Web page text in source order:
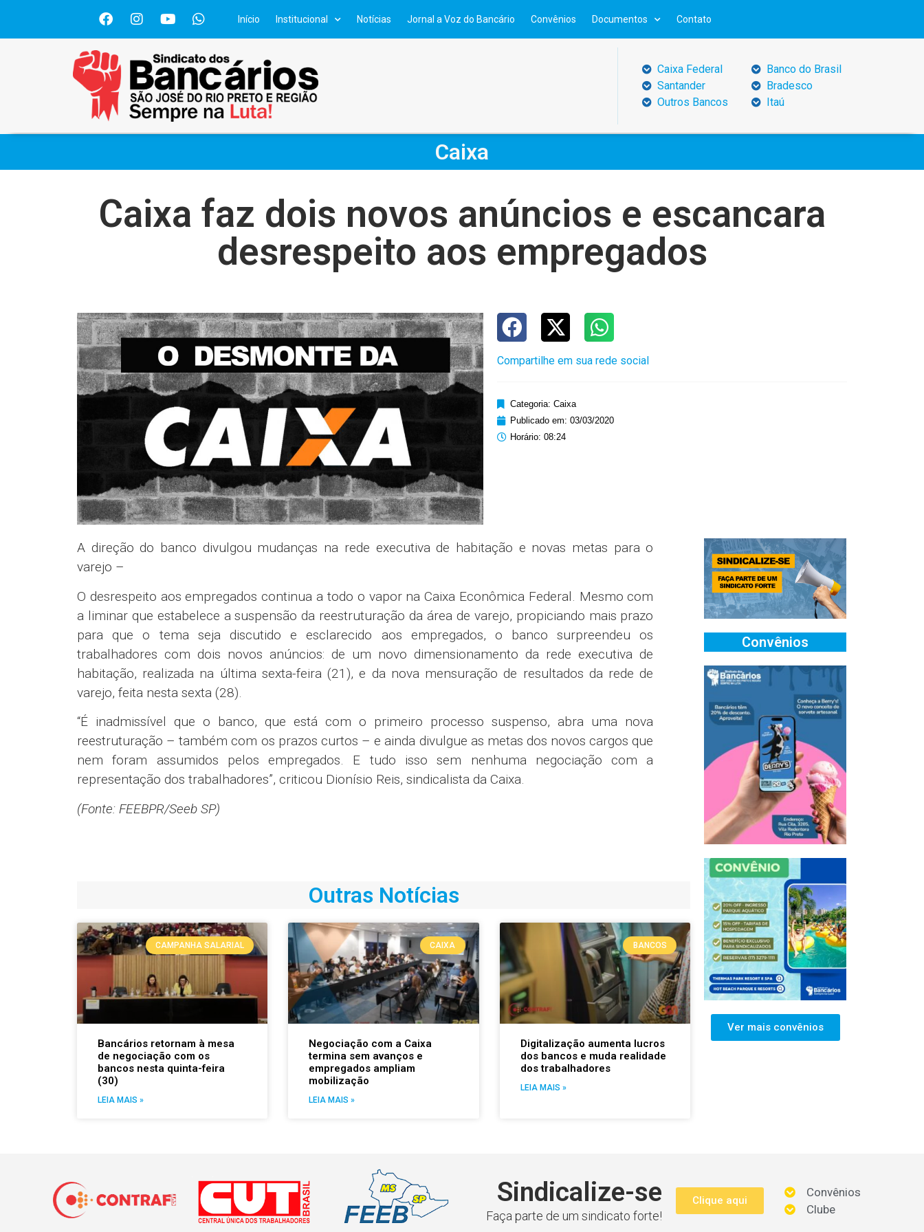
Início Institucional Notícias Jornal a Voz do Bancário Convênios Documentos Contato
Caixa Federal
Santander
Outros Bancos
Banco do Brasil
Bradesco
Itaú
Caixa
Caixa faz dois novos anúncios e escancara
desrespeito aos empregados
Compartilhe em sua rede social
Categoria: Caixa
Publicado em: 03/03/2020
Horário: 08:24
A direção do banco divulgou mudanças na rede executiva de habitação e novas metas para o
varejo –
O desrespeito aos empregados continua a todo o vapor na Caixa Econômica Federal. Mesmo com
a liminar que estabelece a suspensão da reestruturação da área de varejo, propiciando mais prazo
para que o tema seja discutido e esclarecido aos empregados, o banco surpreendeu os
trabalhadores com dois novos anúncios: de um novo dimensionamento da rede executiva de
habitação, realizada na última sexta-feira (21), e da nova mensuração de resultados da rede de
varejo, feita nesta sexta (28).
“É inadmissível que o banco, que está com o primeiro processo suspenso, abra uma nova
reestruturação – também com os prazos curtos – e ainda divulgue as metas dos novos cargos que
nem foram assumidos pelos empregados. E tudo isso sem nenhuma negociação com a
representação dos trabalhadores”, criticou Dionísio Reis, sindicalista da Caixa.
(Fonte: FEEBPR/Seeb SP)
Outras Notícias
CAMPANHA SALARIAL
Bancários retornam à mesa
de negociação com os
bancos nesta quinta-feira
(30)
LEIA MAIS »
CAIXA
Negociação com a Caixa
termina sem avanços e
empregados ampliam
mobilização
LEIA MAIS »
BANCOS
Digitalização aumenta lucros
dos bancos e muda realidade
dos trabalhadores
LEIA MAIS »
Convênios
Ver mais convênios
Sindicalize-se
Faça parte de um sindicato forte!
Clique aqui
Convênios
Clube